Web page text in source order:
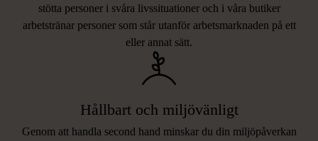
stötta personer i svåra livssituationer och i våra butiker
arbetstränar personer som står utanför arbetsmarknaden på ett
eller annat sätt.
Hållbart och miljövänligt
Genom att handla second hand minskar du din miljöpåverkan